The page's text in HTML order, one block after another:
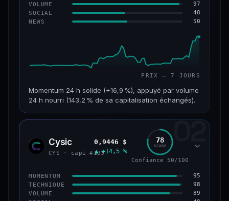
VOLUME 97
SOCIAL 48
NEWS 50
PRIX — 7 JOURS
Momentum 24 h solide (+16,9 %), appuyé par volume
24 h nourri (143,2 % de sa capitalisation échangés).
CAP. MARCHÉ VOLUME 24 H
VAR. 7 J VAR. 30 J
−10,2 %
VS ATH
−42,1 %
02
CYS Cysic
CYS · capi #193
0,9446 $
▲ +14,5 %
78
SCORE
Confiance 50/100
MOMENTUM 95
TECHNIQUE 98
VOLUME 89